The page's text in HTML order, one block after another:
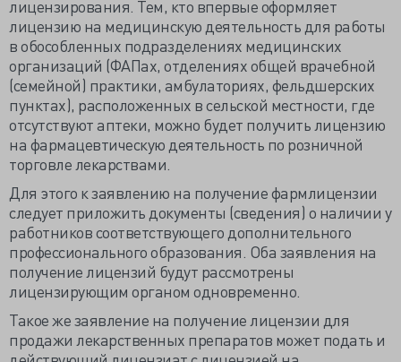
лицензирования. Тем, кто впервые оформляет
лицензию на медицинскую деятельность для работы
в обособленных подразделениях медицинских
организаций (ФАПах, отделениях общей врачебной
(семейной) практики, амбулаториях, фельдшерских
пунктах), расположенных в сельской местности, где
отсутствуют аптеки, можно будет получить лицензию
на фармацевтическую деятельность по розничной
торговле лекарствами.
Для этого к заявлению на получение фармлицензии
следует приложить документы (сведения) о наличии у
работников соответствующего дополнительного
профессионального образования. Оба заявления на
получение лицензий будут рассмотрены
лицензирующим органом одновременно.
Такое же заявление на получение лицензии для
продажи лекарственных препаратов может подать и